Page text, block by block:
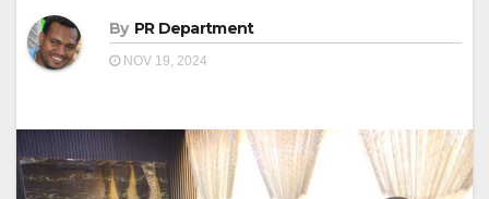
By PR Department
NOV 19, 2024